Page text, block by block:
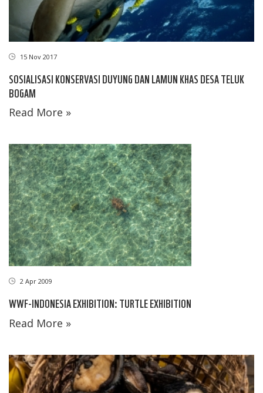
15 Nov 2017
SOSIALISASI KONSERVASI DUYUNG DAN LAMUN KHAS DESA TELUK
BOGAM
Read More »
2 Apr 2009
WWF-INDONESIA EXHIBITION: TURTLE EXHIBITION
Read More »